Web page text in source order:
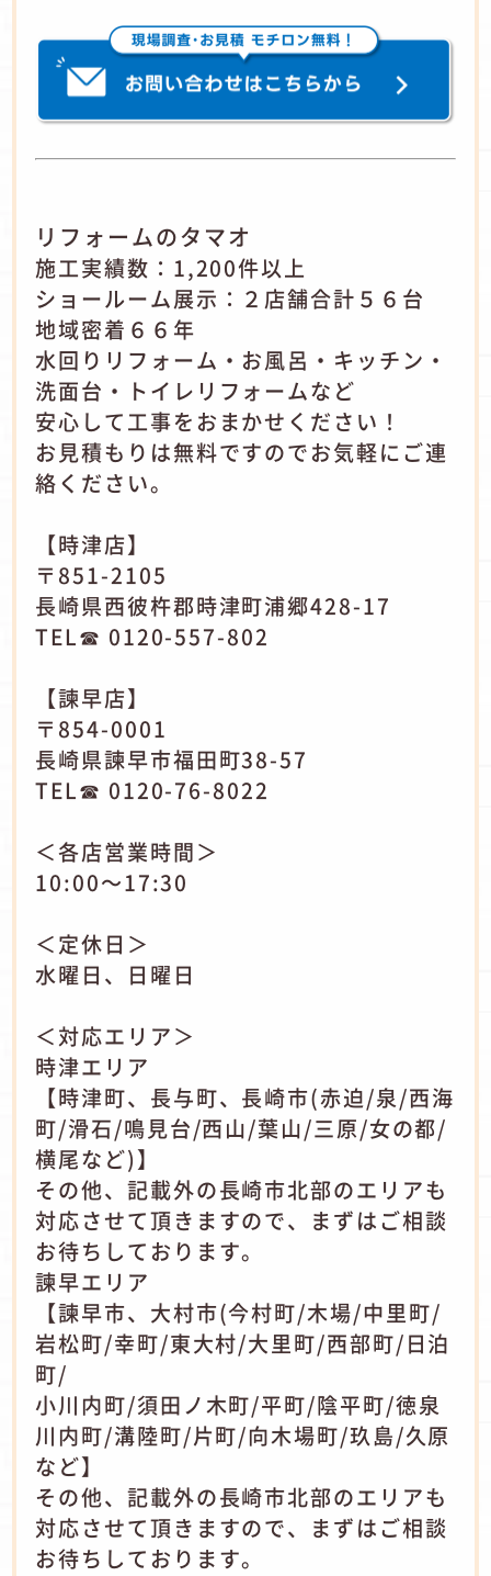
リフォームのタマオ
施工実績数：1,200件以上
ショールーム展示：２店舗合計５６台
地域密着６６年
水回りリフォーム・お風呂・キッチン・
洗面台・トイレリフォームなど
安心して工事をおまかせください！
お見積もりは無料ですのでお気軽にご連
絡ください。
【時津店】
〒851-2105
長崎県西彼杵郡時津町浦郷428-17
TEL☎ 0120-557-802
【諫早店】
〒854-0001
長崎県諫早市福田町38-57
TEL☎ 0120-76-8022
＜各店営業時間＞
10:00～17:30
＜定休日＞
水曜日、日曜日
＜対応エリア＞
時津エリア
【時津町、長与町、長崎市(赤迫/泉/西海
町/滑石/鳴見台/西山/葉山/三原/女の都/
横尾など)】
その他、記載外の長崎市北部のエリアも
対応させて頂きますので、まずはご相談
お待ちしております。
諫早エリア
【諫早市、大村市(今村町/木場/中里町/
岩松町/幸町/東大村/大里町/西部町/日泊
町/
小川内町/須田ノ木町/平町/陰平町/徳泉
川内町/溝陸町/片町/向木場町/玖島/久原
など】
その他、記載外の長崎市北部のエリアも
対応させて頂きますので、まずはご相談
お待ちしております。